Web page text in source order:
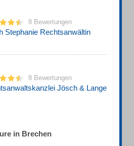
8 Bewertungen
Stephanie Rechtsanwältin
8 Bewertungen
Jösch & Lange
in Brechen